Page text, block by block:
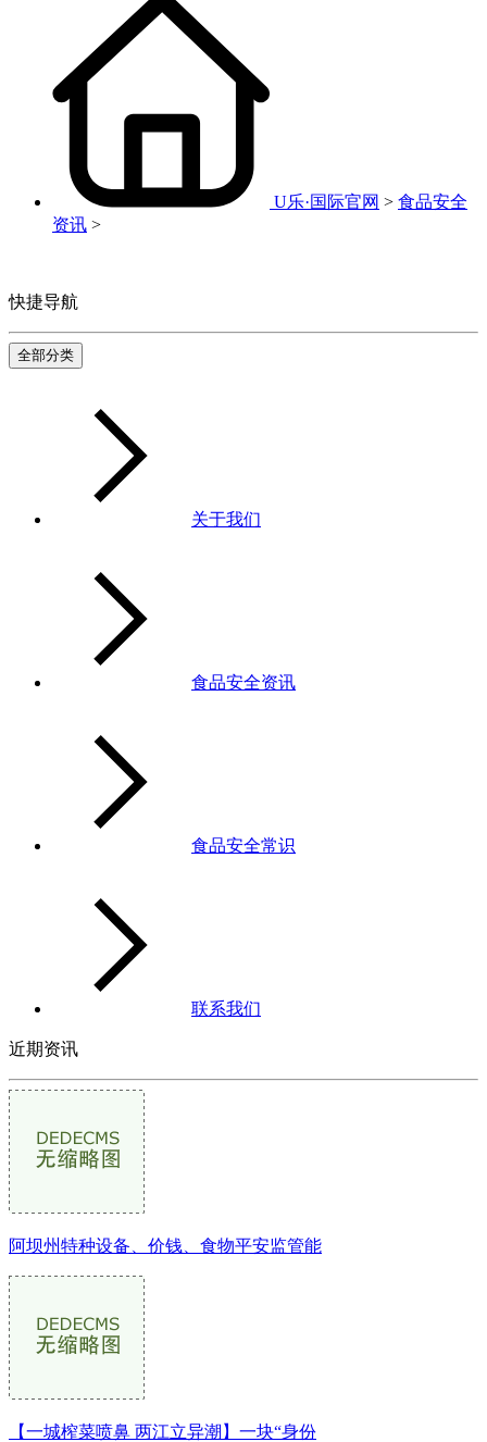
U乐·国际官网 > 食品安全
资讯 >
快捷导航
全部分类
关于我们
食品安全资讯
食品安全常识
联系我们
近期资讯
阿坝州特种设备、价钱、食物平安监管能
【一城榨菜喷鼻 两江立异潮】一块“身份